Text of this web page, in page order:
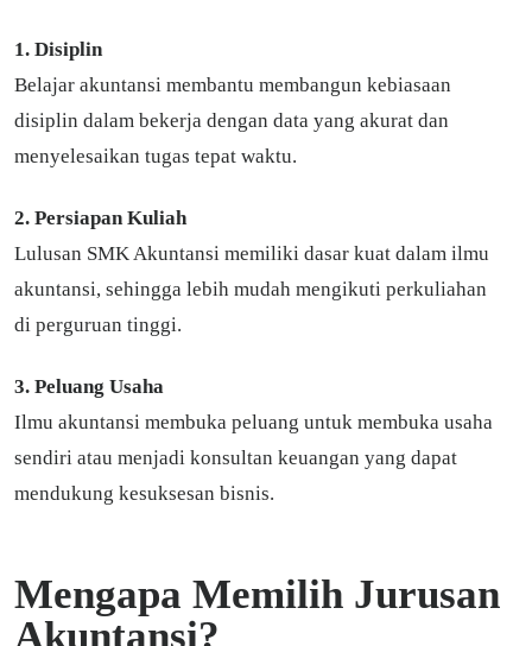
1. Disiplin
Belajar akuntansi membantu membangun kebiasaan
disiplin dalam bekerja dengan data yang akurat dan
menyelesaikan tugas tepat waktu.
2. Persiapan Kuliah
Lulusan SMK Akuntansi memiliki dasar kuat dalam ilmu
akuntansi, sehingga lebih mudah mengikuti perkuliahan
di perguruan tinggi.
3. Peluang Usaha
Ilmu akuntansi membuka peluang untuk membuka usaha
sendiri atau menjadi konsultan keuangan yang dapat
mendukung kesuksesan bisnis.
Mengapa Memilih Jurusan
Akuntansi?